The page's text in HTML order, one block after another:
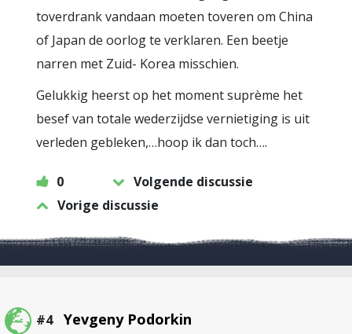
toverdrank vandaan moeten toveren om China
of Japan de oorlog te verklaren. Een beetje
narren met Zuid- Korea misschien.
Gelukkig heerst op het moment suprème het
besef van totale wederzijdse vernietiging is uit
verleden gebleken,…hoop ik dan toch….
0
Volgende discussie
Vorige discussie
#4 Yevgeny Podorkin